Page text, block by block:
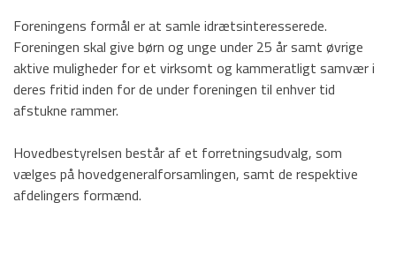
Udvalg
Selvstyret
Paarup hallerne
Cafeteriet
Arrangementer
Foreningens formål er at samle idrætsinteresserede.
Foreningen skal give børn og unge under 25 år samt øvrige
aktive muligheder for et virksomt og kammeratligt samvær i
deres fritid inden for de under foreningen til enhver tid
afstukne rammer.
Hovedbestyrelsen består af et forretningsudvalg, som
vælges på hovedgeneralforsamlingen, samt de respektive
afdelingers formænd.